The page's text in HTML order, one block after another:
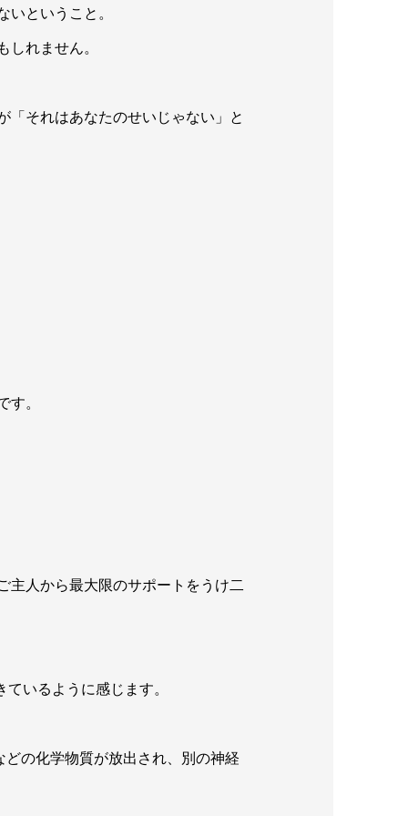
ということ。
れません。
「それはあなたのせいじゃない」と
す。
主人から最大限のサポートをうけ二
いるように感じます。
の化学物質が放出され、別の神経